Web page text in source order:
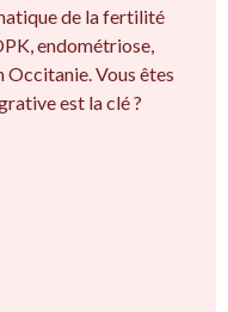
de la fertilité
endométriose,
Occitanie. Vous êtes
est la clé ?